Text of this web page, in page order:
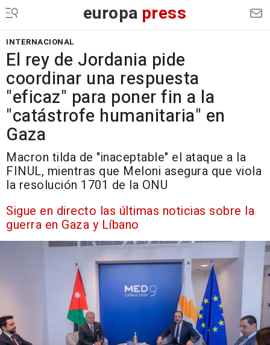
europa press
INTERNACIONAL
El rey de Jordania pide
coordinar una respuesta
"eficaz" para poner fin a la
"catástrofe humanitaria" en
Gaza
Macron tilda de "inaceptable" el ataque a la
FINUL, mientras que Meloni asegura que viola
la resolución 1701 de la ONU
Sigue en directo las últimas noticias sobre la
guerra en Gaza y Líbano